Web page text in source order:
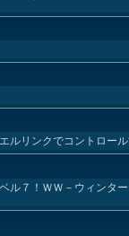
ルリンクでコントロー
７！ＷＷ－ウィンタ